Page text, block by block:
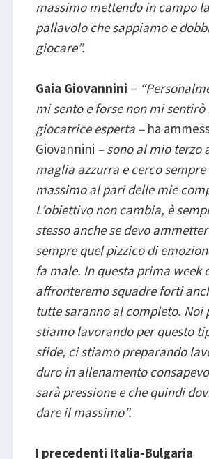
massimo mettendo in campo la
pallavolo che sappiamo e
giocare”.
Gaia Giovannini –
mi sento e forse non mi
giocatrice esperta – ha
Giovannini – sono al mio terzo
maglia azzurra e cerco
massimo al pari delle mie
L’obiettivo non cambia, è
stesso anche se devo
sempre quel pizzico di
fa male. In questa prima week
affronteremo squadre forti
tutte saranno al completo. Noi
stiamo lavorando per questo
sfide, ci stiamo preparando
duro in allenamento
sarà pressione e che quindi
dare il massimo”.
I precedenti Italia-Bulgaria